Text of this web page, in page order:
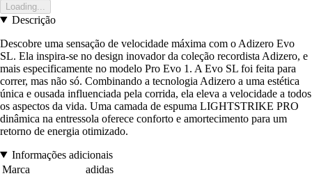
Loading...
Descrição
Descobre uma sensação de velocidade máxima com o Adizero Evo
SL. Ela inspira-se no design inovador da coleção recordista Adizero, e
mais especificamente no modelo Pro Evo 1. A Evo SL foi feita para
correr, mas não só. Combinando a tecnologia Adizero a uma estética
única e ousada influenciada pela corrida, ela eleva a velocidade a todos
os aspectos da vida. Uma camada de espuma LIGHTSTRIKE PRO
dinâmica na entressola oferece conforto e amortecimento para um
retorno de energia otimizado.
Informações adicionais
Marca
adidas